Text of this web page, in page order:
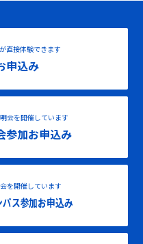
直接体験できます
申込み
会を開催しています
参加お申込み
を開催しています
パス参加お申込み